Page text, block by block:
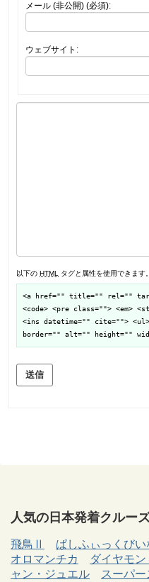
メール (非公開) (必須):
ウェブサイト:
以下の HTML タグと属性を使用できます。
<a href="" title="" rel=""
<code> <pre class=""> <em>
<ins datetime="" cite="">
border="" alt="" height=""
送信
人気の日本発着クルー
飛鳥Ⅱ ぱしふぃっくびい
オロマンチカ
ダイヤモ
ャン・ジュエル
スーパ